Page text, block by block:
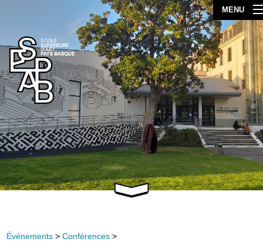
MENU
Événements >Conférences >